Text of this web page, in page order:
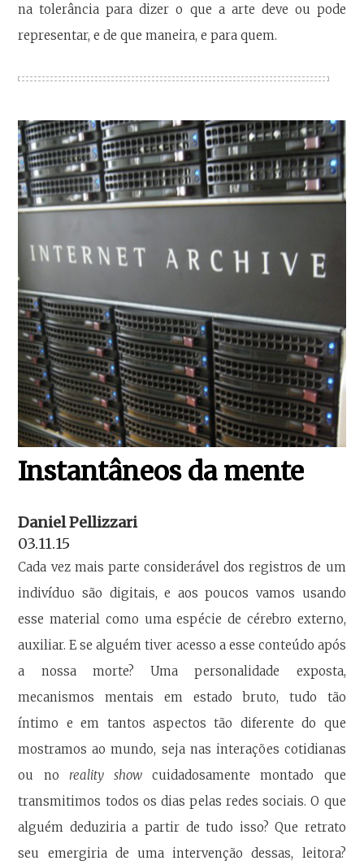
na tolerância para dizer o que a arte deve ou pode
representar, e de que maneira, e para quem.
Instantâneos da mente
Daniel Pellizzari
03.11.15
Cada vez mais parte considerável dos registros de um
indivíduo são digitais, e aos poucos vamos usando
esse material como uma espécie de cérebro externo,
auxiliar. E se alguém tiver acesso a esse conteúdo após
a nossa morte? Uma personalidade exposta,
mecanismos mentais em estado bruto, tudo tão
íntimo e em tantos aspectos tão diferente do que
mostramos ao mundo, seja nas interações cotidianas
ou no reality showcuidadosamente montado que
transmitimos todos os dias pelas redes sociais. O que
alguém deduziria a partir de tudo isso? Que retrato
seu emergiria de uma intervenção dessas, leitora?